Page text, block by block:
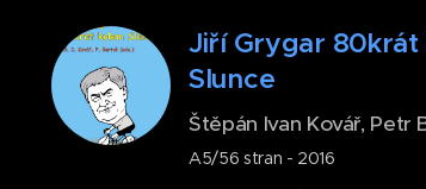
Jiří Grygar 80krát
Slunce
Štěpán Ivan Kovář, Petr
A5/56 stran - 2016